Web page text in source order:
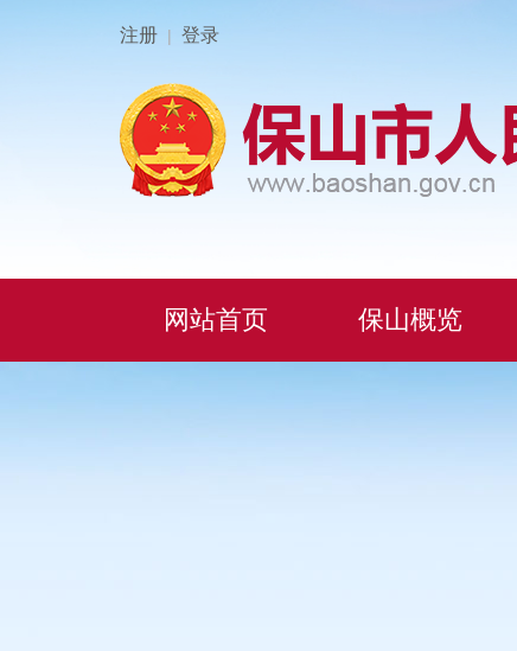
注册 | 登录
网站首页 保山概览